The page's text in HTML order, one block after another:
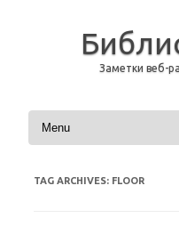
Заметки веб-
Skip to content
TAG ARCHIVES: FLOOR